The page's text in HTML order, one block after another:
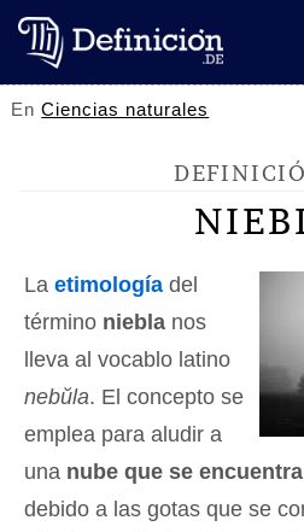
EnCiencias naturales
La etimología del
término niebla nos
lleva al vocablo latino
nebŭla. El concepto se
emplea para aludir a
una nube que se
debido a las gotas que se